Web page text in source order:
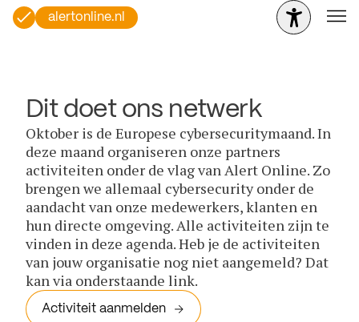
alertonline.nl
Dit doet ons netwerk
Oktober is de Europese cybersecuritymaand. In
deze maand organiseren onze partners
activiteiten onder de vlag van Alert Online. Zo
brengen we allemaal cybersecurity onder de
aandacht van onze medewerkers, klanten en
hun directe omgeving. Alle activiteiten zijn te
vinden in deze agenda. Heb je de activiteiten
van jouw organisatie nog niet aangemeld? Dat
kan via onderstaande link.
Activiteit aanmelden